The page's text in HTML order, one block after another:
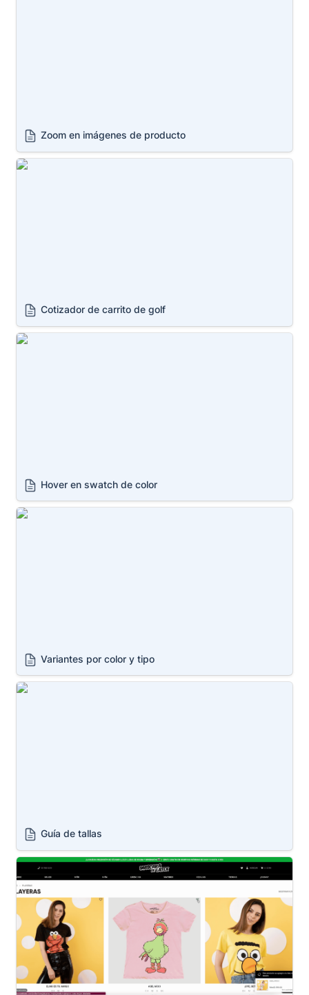
Zoom en imágenes de producto
Cotizador de carrito de golf
Cotizador de carrito de golf
Hover en swatch de color
Hover en swatch de color
Variantes por color y tipo
Variantes por color y tipo
Guía de tallas
Guía de tallas
Personalización de app Wishlist